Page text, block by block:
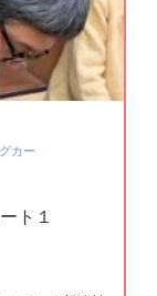
カー
ト１